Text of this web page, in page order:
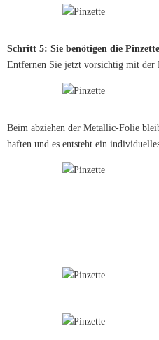
Schritt 5: Sie benötigen die Pinzette
Entfernen Sie jetzt vorsichtig mit der
Beim abziehen der Metallic-Folie
haften und es entsteht ein